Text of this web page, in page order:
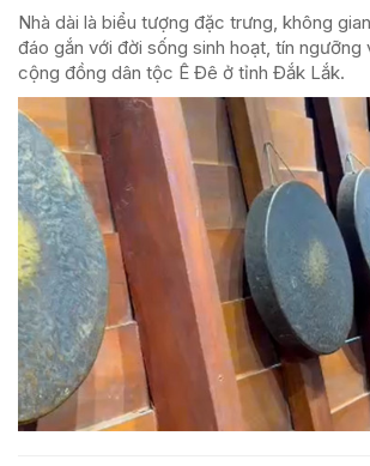
Nhà dài là biểu tượng đặc trưng, không
đáo gắn với đời sống sinh hoạt, tín ngưỡng
cộng đồng dân tộc Ê Đê ở tỉnh Đắk Lắk.